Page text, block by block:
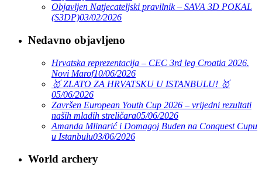
Objavljen Natjecateljski pravilnik – SAVA 3D POKAL
(S3DP)03/02/2026
Nedavno objavljeno
Hrvatska reprezentacija – CEC 3rd leg Croatia 2026.
Novi Marof10/06/2026
🥇 ZLATO ZA HRVATSKU U ISTANBULU! 🥇
05/06/2026
Završen European Youth Cup 2026 – vrijedni rezultati
naših mladih streličara05/06/2026
Amanda Mlinarić i Domagoj Buden na Conquest Cupu
u Istanbulu03/06/2026
World archery